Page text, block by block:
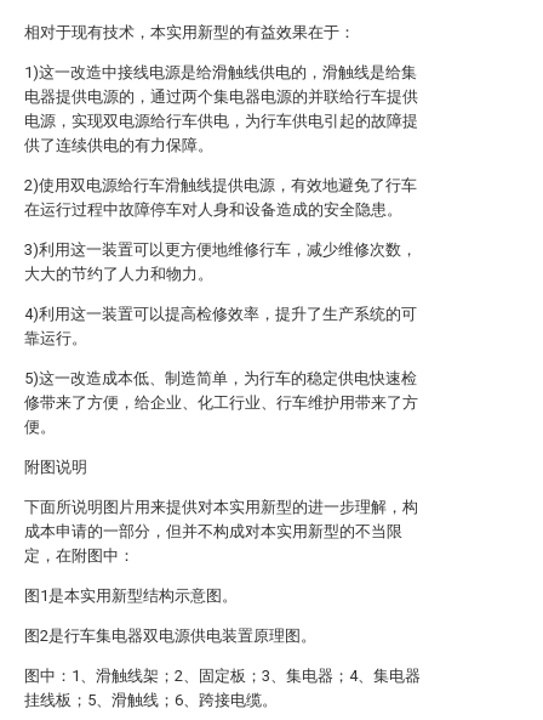
相对于现有技术，本实用新型的有益效果在于：
1)这一改造中接线电源是给滑触线供电的，滑触线是给集
电器提供电源的，通过两个集电器电源的并联给行车提供
电源，实现双电源给行车供电，为行车供电引起的故障提
供了连续供电的有力保障。
2)使用双电源给行车滑触线提供电源，有效地避免了行车
在运行过程中故障停车对人身和设备造成的安全隐患。
3)利用这一装置可以更方便地维修行车，减少维修次数，
大大的节约了人力和物力。
4)利用这一装置可以提高检修效率，提升了生产系统的可
靠运行。
5)这一改造成本低、制造简单，为行车的稳定供电快速检
修带来了方便，给企业、化工行业、行车维护用带来了方
便。
附图说明
下面所说明图片用来提供对本实用新型的进一步理解，构
成本申请的一部分，但并不构成对本实用新型的不当限
定，在附图中：
图1是本实用新型结构示意图。
图2是行车集电器双电源供电装置原理图。
图中：1、滑触线架；2、固定板；3、集电器；4、集电器
挂线板；5、滑触线；6、跨接电缆。